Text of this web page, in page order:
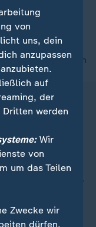
Mannheim.
nach oben
von
uns, dein
anzupassen
auf
der
Dritten werden
Wir
von
um das Teilen
Zwecke wir
dürfen.